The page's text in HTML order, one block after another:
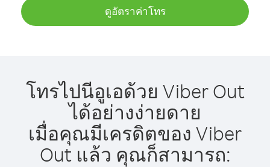
ดูอัตราค่าโทร
โทรไปนีอูเอด้วย Viber Out
ได้อย่างง่ายดาย
เมื่อคุณมีเครดิตของ Viber
Out แล้ว คุณก็สามารถ: